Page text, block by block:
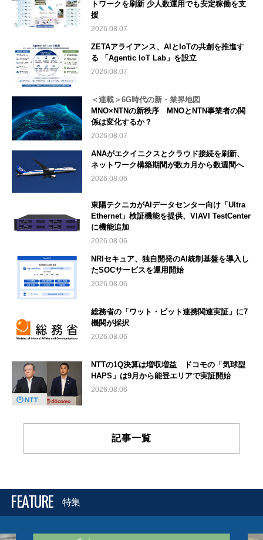
トワークを刷新 少人数運用でも安定稼働を支
援
2026.08.07
ZETAアライアンス、AIとIoTの共創を推進す
る 「Agentic IoT Lab」を設立
2026.08.07
＜連載＞6G時代の新・業界地図
MNO×NTNの新秩序 MNOとNTN事業者の関
係は変化するか？
2026.08.07
ANAがエクイニクスとクラウド接続を刷新、
ネットワーク構築期間が数カ月から数週間へ
2026.08.06
東陽テクニカがAIデータセンター向け「Ultra
Ethernet」検証機能を提供、VIAVI TestCenter
に機能追加
2026.08.06
NRIセキュア、独自開発のAI統制基盤を導入し
たSOCサービスを運用開始
2026.08.06
総務省の「ワット・ビット連携関連実証」に7
機関が採択
2026.08.06
NTTの1Q決算は増収増益 ドコモの「気球型
HAPS」は9月から能登エリアで実証開始
2026.08.06
記事一覧
FEATURE 特集